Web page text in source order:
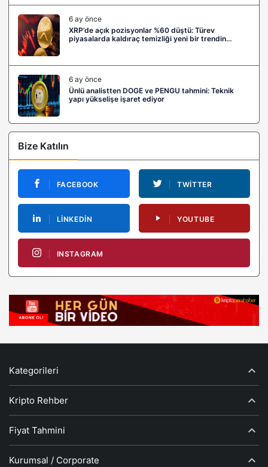
6 ay önce
XRP’de açık pozisyonlar %60 düştü: Türev
piyasalarda kaldıraç temizliği yeni bir trendin
6 ay önce
Ünlü analistten DOGE ve PENGU tahmini: Teknik
yapı yükselişe işaret ediyor
Bize Katılın
FACEBOOK TWITTER
LINKEDIN YOUTUBE
INSTAGRAM
Kategorileri
Kripto Rehber
Fiyat Tahmini
Kurumsal / Corporate